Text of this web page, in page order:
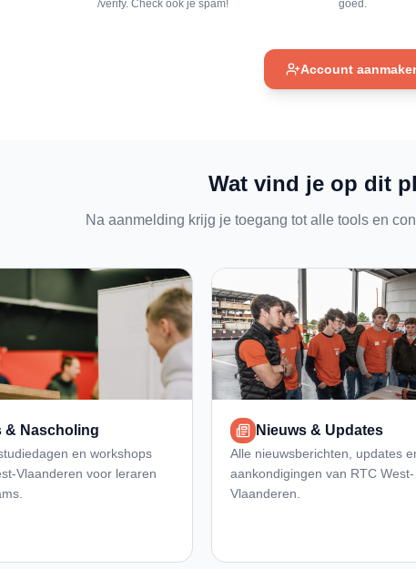
/verify. Check ook je spam!
goed.
Account
Wat vind je op dit
Na aanmelding krijg je toegang tot alle tools en
& Nascholing
en workshops
Vlaanderen voor leraren
Nieuws & Updates
Alle nieuwsberichten, updates
aankondigingen van RTC West-
Vlaanderen.